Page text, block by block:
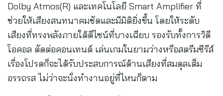
Dolby Atmos(R) และเทคโนโลยี Smart Amplifier ที่
ช่วยให้เสียงสนทนาคมชัดและมีมิติยิ่งขึ้น โดยให้ระดับ
เสียงที่ทรงพลังภายใต้ดีไซน์ที่บางเฉียบ รองรับทั้งการวิดี
โอคอล ตัดต่อคอนเทนต์ เล่นเกมในยามว่างหรือสตรีมซีรีส์
เรื่องโปรดก็จะได้รับประสบการณ์ด้านเสียงที่สมดุลเต็ม
อรรถรส ไม่ว่าจะนั่งทำงานอยู่ที่ไหนก็ตาม